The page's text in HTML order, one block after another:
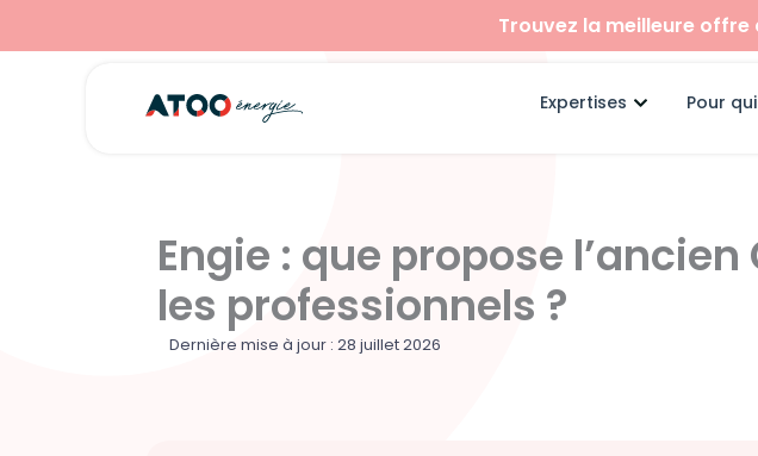
Trouvez la meilleure
Expertises OuvrirPour qui
Engie : que propose l’ancien
les professionnels ?
Dernière mise à jour : 28 juillet 2026